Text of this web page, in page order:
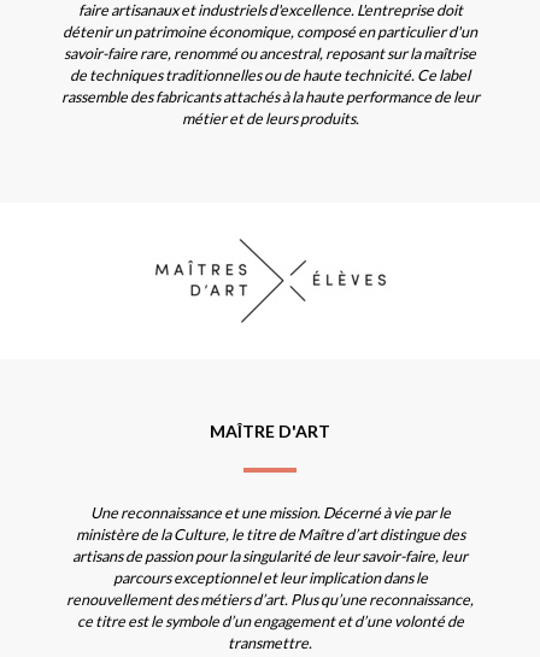
faire artisanaux et industriels d'excellence. L'entreprise doit
détenir un patrimoine économique, composé en particulier d'un
savoir-faire rare, renommé ou ancestral, reposant sur la maîtrise
de techniques traditionnelles ou de haute technicité. Ce label
rassemble des fabricants attachés à la haute performance de leur
métier et de leurs produits.
MAÎTRE D'ART
Une reconnaissance et une mission. Décerné à vie par le
ministère de la Culture, le titre de Maître d’art distingue des
artisans de passion pour la singularité de leur savoir-faire, leur
parcours exceptionnel et leur implication dans le
renouvellement des métiers d’art. Plus qu’une reconnaissance,
ce titre est le symbole d’un engagement et d’une volonté de
transmettre.